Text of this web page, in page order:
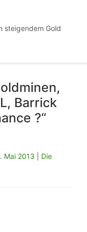
steigendem Gold
Barrick
?“
Mai 2013 | Die